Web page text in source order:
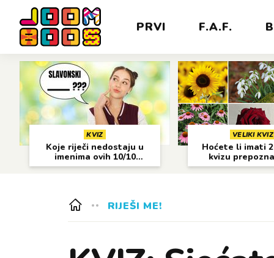
PRVI F.A.F.
KVIZ
Koje riječi nedostaju u
imenima ovih 10/10
gradova?
VELIKI KVIZ
Hoćete li imati
kvizu
cvijeća?
RIJEŠI ME!